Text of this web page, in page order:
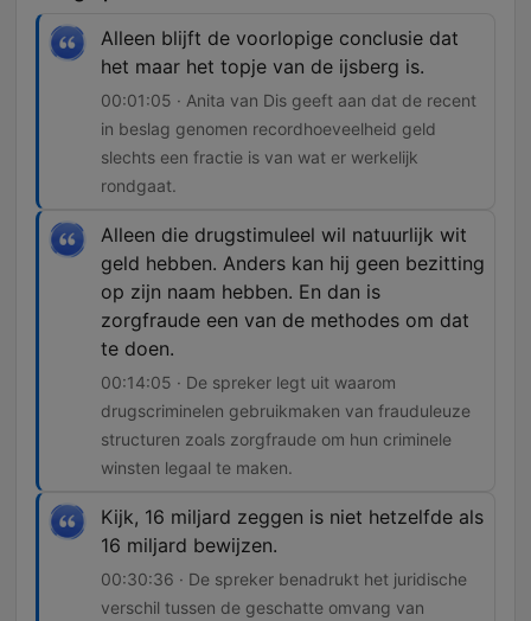
Alleen blijft de voorlopige conclusie dat
het maar het topje van de ijsberg is.
00:01:05 · Anita van Dis geeft aan dat de recent
in beslag genomen recordhoeveelheid geld
slechts een fractie is van wat er werkelijk
rondgaat.
Alleen die drugstimuleel wil natuurlijk wit
geld hebben. Anders kan hij geen bezitting
op zijn naam hebben. En dan is
zorgfraude een van de methodes om dat
te doen.
00:14:05 · De spreker legt uit waarom
drugscriminelen gebruikmaken van frauduleuze
structuren zoals zorgfraude om hun criminele
winsten legaal te maken.
Kijk, 16 miljard zeggen is niet hetzelfde als
16 miljard bewijzen.
00:30:36 · De spreker benadrukt het juridische
verschil tussen de geschatte omvang van